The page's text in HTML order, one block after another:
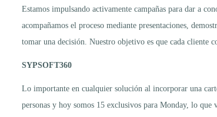
Estamos impulsando activamente campañas para dar a
acompañamos el proceso mediante presentaciones,
tomar una decisión. Nuestro objetivo es que cada cliente
SYPSOFT360
Lo importante en cualquier solución al incorporar una
personas y hoy somos 15 exclusivos para Monday, lo que